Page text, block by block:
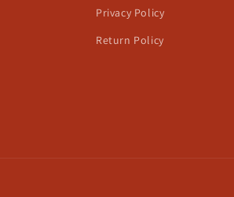
Privacy Policy
Return Policy